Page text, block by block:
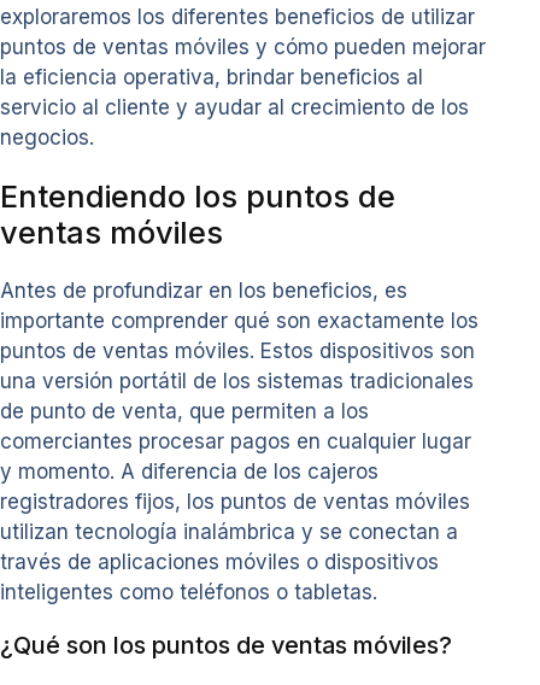
exploraremos los diferentes beneficios de utilizar
puntos de ventas móviles y cómo pueden mejorar
la eficiencia operativa, brindar beneficios al
servicio al cliente y ayudar al crecimiento de los
negocios.
Entendiendo los puntos de
ventas móviles
Antes de profundizar en los beneficios, es
importante comprender qué son exactamente los
puntos de ventas móviles. Estos dispositivos son
una versión portátil de los sistemas tradicionales
de punto de venta, que permiten a los
comerciantes procesar pagos en cualquier lugar
y momento. A diferencia de los cajeros
registradores fijos, los puntos de ventas móviles
utilizan tecnología inalámbrica y se conectan a
través de aplicaciones móviles o dispositivos
inteligentes como teléfonos o tabletas.
¿Qué son los puntos de ventas móviles?